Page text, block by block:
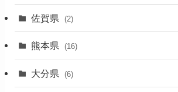
佐賀県 (2)
熊本県 (16)
大分県 (6)